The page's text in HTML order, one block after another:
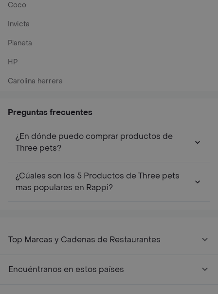
Coco
Invicta
Planeta
HP
Carolina herrera
Preguntas frecuentes
¿En dónde puedo comprar productos de
Three pets?
¿Cúales son los 5 Productos de Three pets
mas populares en Rappi?
Top Marcas y Cadenas de Restaurantes
Encuéntranos en estos países